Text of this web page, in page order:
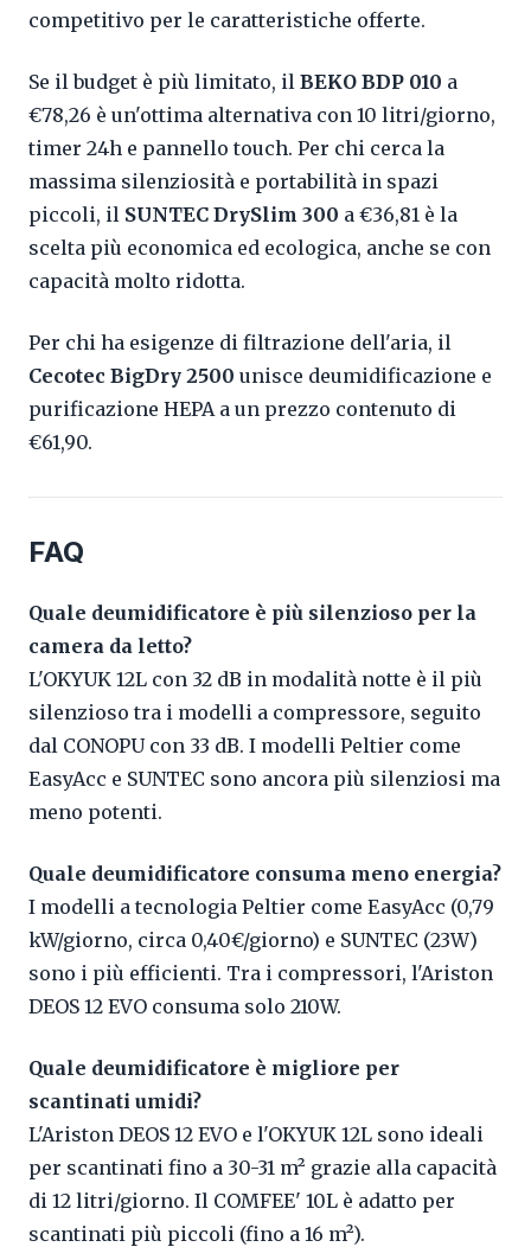
competitivo per le caratteristiche offerte.
Se il budget è più limitato, il BEKO BDP 010 a
€78,26 è un'ottima alternativa con 10 litri/giorno,
timer 24h e pannello touch. Per chi cerca la
massima silenziosità e portabilità in spazi
piccoli, il SUNTEC DrySlim 300 a €36,81 è la
scelta più economica ed ecologica, anche se con
capacità molto ridotta.
Per chi ha esigenze di filtrazione dell'aria, il
Cecotec BigDry 2500 unisce deumidificazione e
purificazione HEPA a un prezzo contenuto di
€61,90.
FAQ
Quale deumidificatore è più silenzioso per la
camera da letto?
L'OKYUK 12L con 32 dB in modalità notte è il più
silenzioso tra i modelli a compressore, seguito
dal CONOPU con 33 dB. I modelli Peltier come
EasyAcc e SUNTEC sono ancora più silenziosi ma
meno potenti.
Quale deumidificatore consuma meno energia?
I modelli a tecnologia Peltier come EasyAcc (0,79
kW/giorno, circa 0,40€/giorno) e SUNTEC (23W)
sono i più efficienti. Tra i compressori, l'Ariston
DEOS 12 EVO consuma solo 210W.
Quale deumidificatore è migliore per
scantinati umidi?
L'Ariston DEOS 12 EVO e l'OKYUK 12L sono ideali
per scantinati fino a 30-31 m² grazie alla capacità
di 12 litri/giorno. Il COMFEE' 10L è adatto per
scantinati più piccoli (fino a 16 m²).